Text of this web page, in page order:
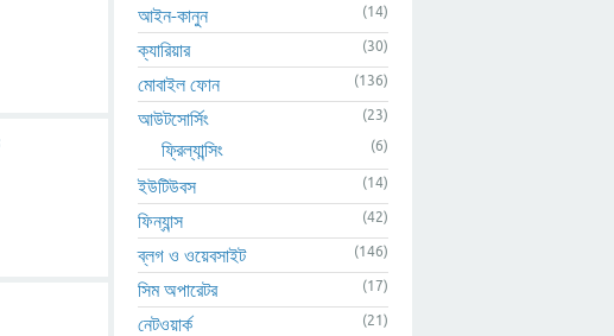
আইন-কানুন (14)
ক্যারিয়ার (30)
মোবাইল ফোন (136)
আউটসোর্সিং (23)
ফ্রিল্যান্সিং (6)
ইউটিউবস (14)
ফিন্যান্স (42)
ব্লগ ও ওয়েবসাইট (146)
সিম অপারেটর (17)
নেটওয়ার্ক (21)